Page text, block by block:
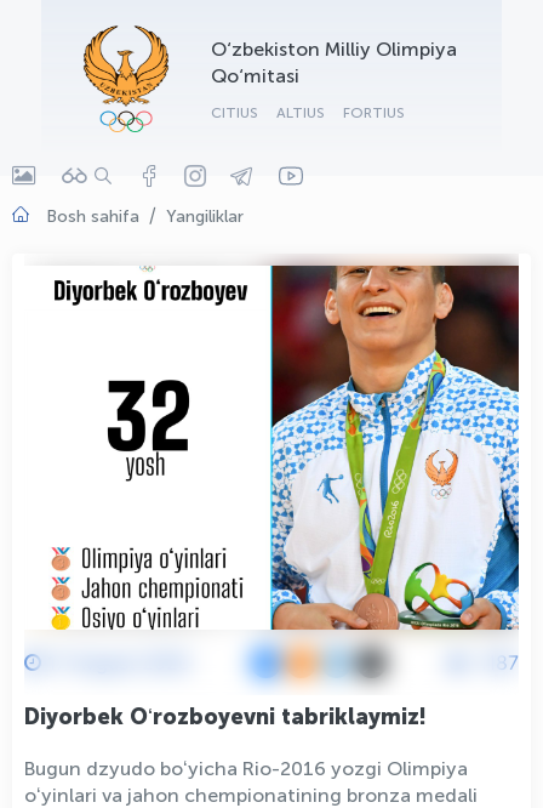
O‘zbekiston Milliy Olimpiya
Qo‘mitasi
CITIUS ALTIUS FORTIUS
Bosh sahifa Yangiliklar
1187
Diyorbek Oʻrozboyevni tabriklaymiz!
Bugun dzyudo boʻyicha Rio-2016 yozgi Olimpiya
oʻyinlari va jahon chempionatining bronza medali
OLYMPCHIK AI - yordamchi
Onlayn · olympic.uz